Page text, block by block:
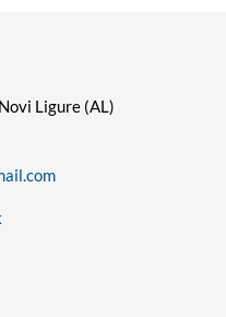
Ligure (AL)